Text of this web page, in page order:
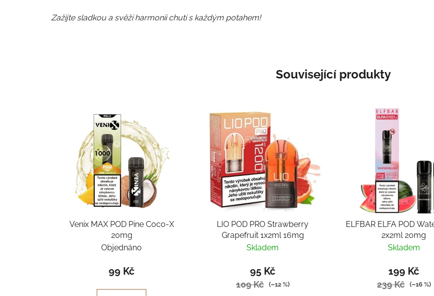
Zažijte sladkou a svěží harmonii chutí s každým potahem!
Související produkty
Venix MAX POD Pine Coco-X
20mg
Objednáno
99 Kč
LIO POD PRO Strawberry
Grapefruit 1x2ml 16mg
Skladem
95 Kč
109 Kč (–12 %)
ELFBAR ELFA POD
2x2ml 20mg
Skladem
199 Kč
239 Kč (–16 %)